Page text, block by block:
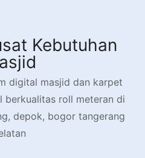
Kebutuhan
digital masjid dan karpet
berkualitas roll meteran di
depok, bogor tangerang